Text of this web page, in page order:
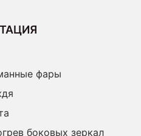
фары
боковых зеркал